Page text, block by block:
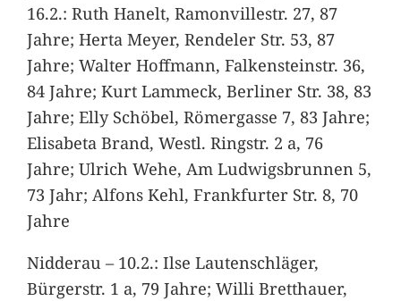
16.2.: Ruth Hanelt, Ramonvillestr. 27, 87
Jahre; Herta Meyer, Rendeler Str. 53, 87
Jahre; Walter Hoffmann, Falkensteinstr. 36,
84 Jahre; Kurt Lammeck, Berliner Str. 38, 83
Jahre; Elly Schöbel, Römergasse 7, 83 Jahre;
Elisabeta Brand, Westl. Ringstr. 2 a, 76
Jahre; Ulrich Wehe, Am Ludwigsbrunnen 5,
73 Jahr; Alfons Kehl, Frankfurter Str. 8, 70
Jahre
Nidderau – 10.2.: Ilse Lautenschläger,
Bürgerstr. 1 a, 79 Jahre; Willi Bretthauer,